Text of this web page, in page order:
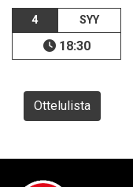
4 SYY
18:30
Ottelulista